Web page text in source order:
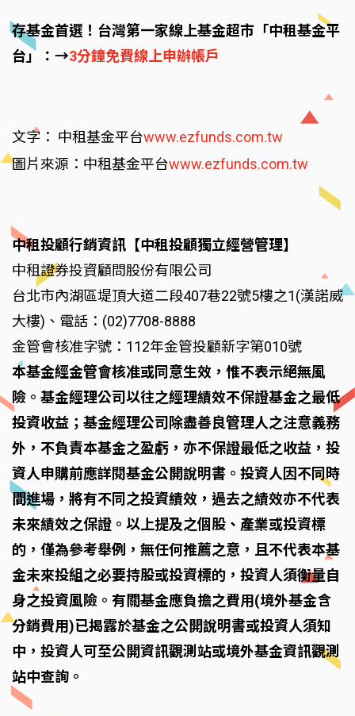
存基金首選！台灣第一家線上基金超市「中租基金平
台」：→3分鐘免費線上申辦帳戶
文字： 中租基金平台www.ezfunds.com.tw
圖片來源：中租基金平台www.ezfunds.com.tw
中租投顧行銷資訊【中租投顧獨立經營管理】
中租證券投資顧問股份有限公司
台北市內湖區堤頂大道二段407巷22號5樓之1(漢諾威
大樓)、電話：(02)7708-8888
金管會核准字號：112年金管投顧新字第010號
本基金經金管會核准或同意生效，惟不表示絕無風
險。基金經理公司以往之經理績效不保證基金之最低
投資收益；基金經理公司除盡善良管理人之注意義務
外，不負責本基金之盈虧，亦不保證最低之收益，投
資人申購前應詳閱基金公開說明書。投資人因不同時
間進場，將有不同之投資績效，過去之績效亦不代表
未來績效之保證。以上提及之個股、產業或投資標
的，僅為參考舉例，無任何推薦之意，且不代表本基
金未來投組之必要持股或投資標的，投資人須衡量自
身之投資風險。有關基金應負擔之費用(境外基金含
分銷費用)已揭露於基金之公開說明書或投資人須知
中，投資人可至公開資訊觀測站或境外基金資訊觀測
站中查詢。